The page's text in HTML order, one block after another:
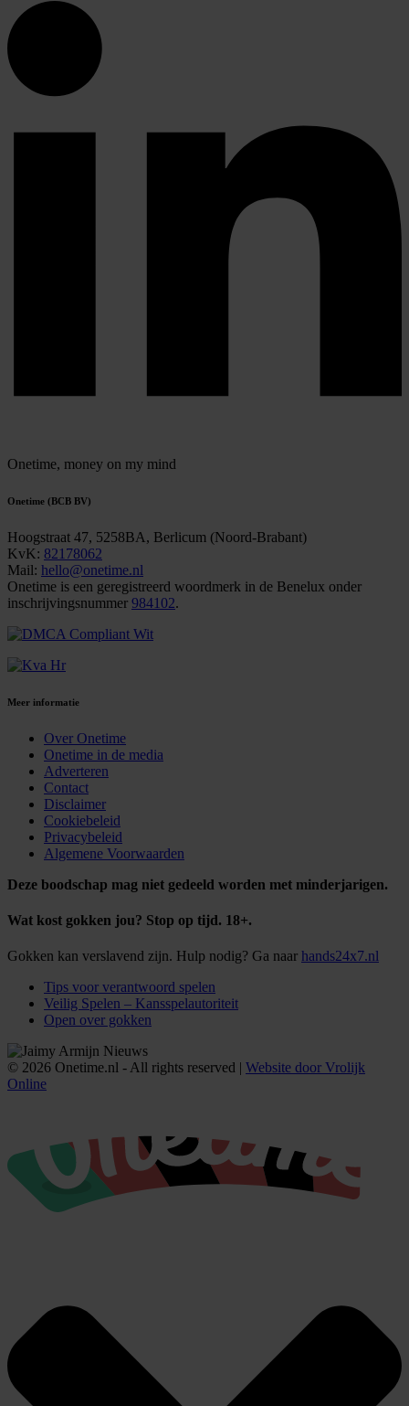
Onetime, money on my mind
Onetime (BCB BV)
Hoogstraat 47, 5258BA, Berlicum (Noord-Brabant)
KvK: 82178062
Mail: hello@onetime.nl
Onetime is een geregistreerd woordmerk in de Benelux onder
inschrijvingsnummer 984102.
Meer informatie
Over Onetime
Onetime in de media
Adverteren
Contact
Disclaimer
Cookiebeleid
Privacybeleid
Algemene Voorwaarden
Deze boodschap mag niet gedeeld worden met minderjarigen.
Wat kost gokken jou? Stop op tijd. 18+.
Gokken kan verslavend zijn. Hulp nodig? Ga naar hands24x7.nl
Tips voor verantwoord spelen
Veilig Spelen – Kansspelautoriteit
Open over gokken
© 2026 Onetime.nl - All rights reserved | Website door Vrolijk
Online